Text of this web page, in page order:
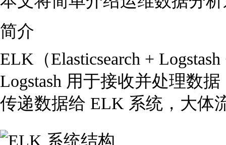
简介
ELK（Elasticsearch +
Logstash 用于接收并处理数
传递数据给 ELK 系统，大体